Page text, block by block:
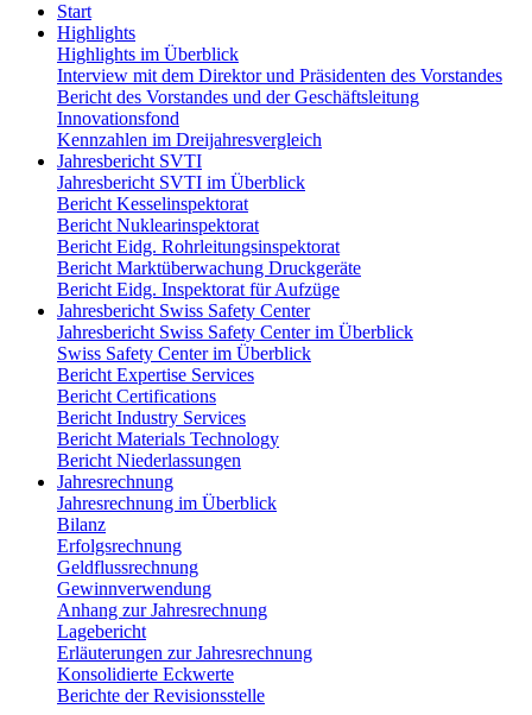
Start
Highlights
Highlights im Überblick
Interview mit dem Direktor und Präsidenten des Vorstandes
Bericht des Vorstandes und der Geschäftsleitung
Innovationsfond
Kennzahlen im Dreijahresvergleich
Jahresbericht SVTI
Jahresbericht SVTI im Überblick
Bericht Kesselinspektorat
Bericht Nuklearinspektorat
Bericht Eidg. Rohrleitungsinspektorat
Bericht Marktüberwachung Druckgeräte
Bericht Eidg. Inspektorat für Aufzüge
Jahresbericht Swiss Safety Center
Jahresbericht Swiss Safety Center im Überblick
Swiss Safety Center im Überblick
Bericht Expertise Services
Bericht Certifications
Bericht Industry Services
Bericht Materials Technology
Bericht Niederlassungen
Jahresrechnung
Jahresrechnung im Überblick
Bilanz
Erfolgsrechnung
Geldflussrechnung
Gewinnverwendung
Anhang zur Jahresrechnung
Lagebericht
Erläuterungen zur Jahresrechnung
Konsolidierte Eckwerte
Berichte der Revisionsstelle